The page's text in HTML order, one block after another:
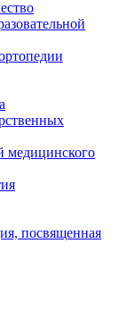
медицинского
посвященная